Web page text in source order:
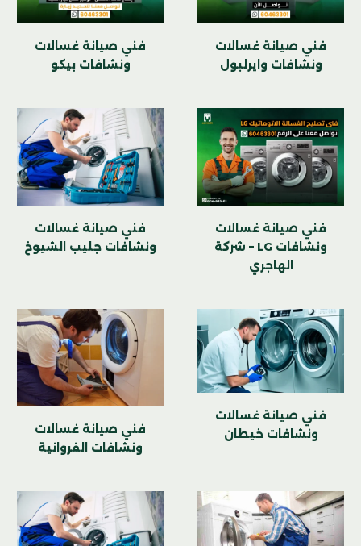
فني صيانة غسالات
ونشافات وايرلبول
فني صيانة غسالات
ونشافات بيكو
فني صيانة غسالات
ونشافات LG – شركة
الهاجري
فني صيانة غسالات
ونشافات جليب الشيوخ
فني صيانة غسالات
ونشافات خيطان
فني صيانة غسالات
ونشافات الفروانية